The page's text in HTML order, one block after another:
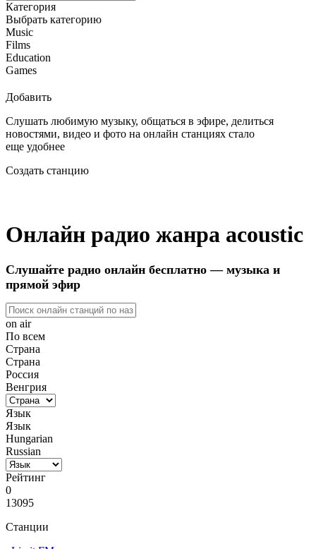
Категория
Выбрать категорию
Music
Films
Education
Games
Добавить
Слушать любимую музыку, общаться в эфире, делиться
новостями, видео и фото на онлайн станциях стало
еще удобнее
Создать станцию
Онлайн радио жанра acoustic
Слушайте радио онлайн бесплатно — музыка и
прямой эфир
on air
По всем
Страна
Страна
Россия
Венгрия
Язык
Язык
Hungarian
Russian
Рейтинг
0
13095
Станции